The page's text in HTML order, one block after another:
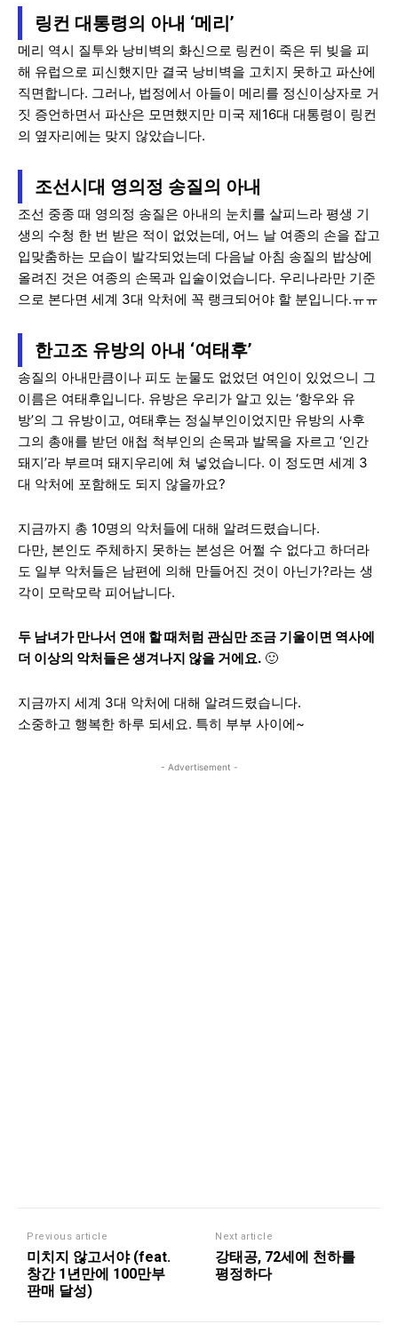
링컨 대통령의 아내 ‘메리’
메리 역시 질투와 낭비벽의 화신으로 링컨이 죽은 뒤 빚을 피
해 유럽으로 피신했지만 결국 낭비벽을 고치지 못하고 파산에
직면합니다. 그러나, 법정에서 아들이 메리를 정신이상자로 거
짓 증언하면서 파산은 모면했지만 미국 제16대 대통령이 링컨
의 옆자리에는 맞지 않았습니다.
조선시대 영의정 송질의 아내
조선 중종 때 영의정 송질은 아내의 눈치를 살피느라 평생 기
생의 수청 한 번 받은 적이 없었는데, 어느 날 여종의 손을 잡고
입맞춤하는 모습이 발각되었는데 다음날 아침 송질의 밥상에
올려진 것은 여종의 손목과 입술이었습니다. 우리나라만 기준
으로 본다면 세계 3대 악처에 꼭 랭크되어야 할 분입니다.ㅠㅠ
한고조 유방의 아내 ‘여태후’
송질의 아내만큼이나 피도 눈물도 없었던 여인이 있었으니 그
이름은 여태후입니다. 유방은 우리가 알고 있는 ‘항우와 유
방’의 그 유방이고, 여태후는 정실부인이었지만 유방의 사후
그의 총애를 받던 애첩 척부인의 손목과 발목을 자르고 ‘인간
돼지’라 부르며 돼지우리에 쳐 넣었습니다. 이 정도면 세계 3
대 악처에 포함해도 되지 않을까요?
지금까지 총 10명의 악처들에 대해 알려드렸습니다.
다만, 본인도 주체하지 못하는 본성은 어쩔 수 없다고 하더라
도 일부 악처들은 남편에 의해 만들어진 것이 아닌가?라는 생
각이 모락모락 피어납니다.
두 남녀가 만나서 연애 할 때처럼 관심만 조금 기울이면 역사에
더 이상의 악처들은 생겨나지 않을 거에요. 🙂
지금까지 세계 3대 악처에 대해 알려드렸습니다.
소중하고 행복한 하루 되세요. 특히 부부 사이에~
- Advertisement -
Previous article
미치지 않고서야 (feat.
창간 1년만에 100만부
판매 달성)
Next article
강태공, 72세에 천하를
평정하다